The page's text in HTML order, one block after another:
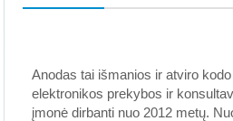
Anodas tai išmanios ir atviro kodo
elektronikos prekybos ir
įmonė dirbanti nuo 2012 metų.